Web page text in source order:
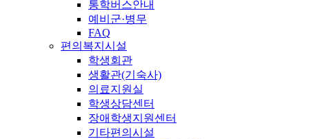
통학버스안내
예비군·병무
FAQ
편의복지시설
학생회관
생활관(기숙사)
의료지원실
학생상담센터
장애학생지원센터
기타편의시설